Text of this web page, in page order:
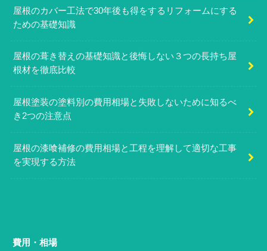
屋根のカバー工法で30年後も得をするリフォームにする
ための基礎知識
屋根の葺き替えの基礎知識と後悔しない３つの長持ち屋
根材を徹底比較
屋根塗装の塗料別の費用相場と失敗しないために知るべ
き2つの注意点
屋根の漆喰補修の費用相場と工程を理解して適切な工事
を実現する方法
費用・相場